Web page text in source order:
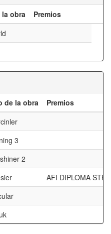
obra
Premios
de la obra
Premios
3
2
AFI DIPLOMA